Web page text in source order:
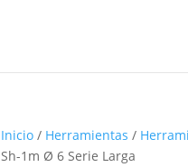
Inicio / Herramientas /
Sh-1m Ø 6 Serie Larga